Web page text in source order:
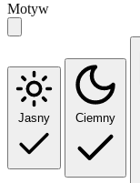
Motyw
Jasny Ciemny